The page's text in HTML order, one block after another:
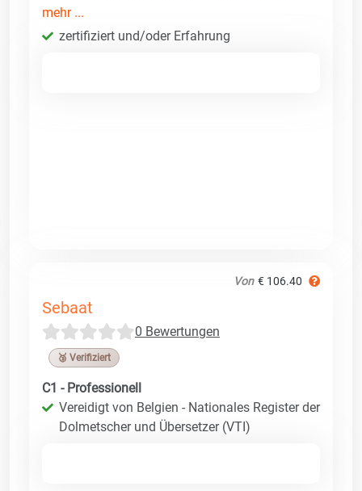
mehr ...
zertifiziert und/oder Erfahrung
Von € 106.40
Sebaat
0 Bewertungen
🥉 Verifiziert
C1 - Professionell
Vereidigt von Belgien - Nationales Register der
Dolmetscher und Übersetzer (VTI)